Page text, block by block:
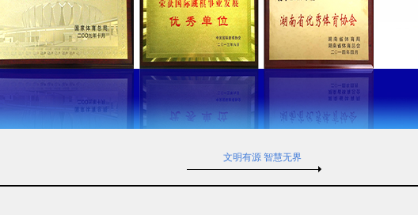
文明有源 智慧无界